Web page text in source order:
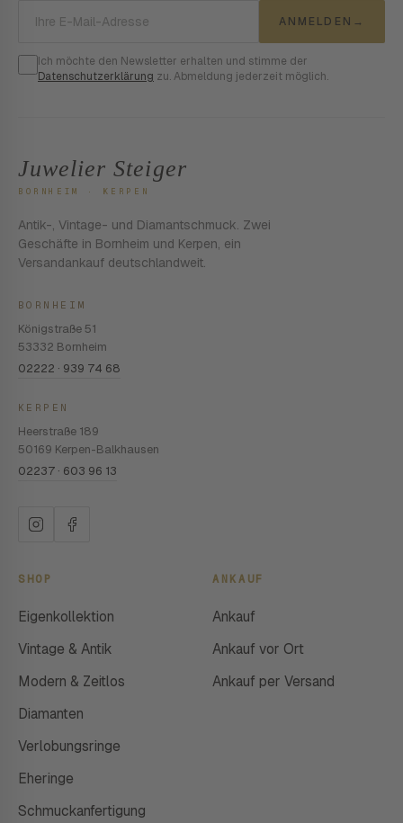
ANMELDEN →
Ich möchte den Newsletter erhalten und stimme der
Datenschutzerklärung zu. Abmeldung jederzeit möglich.
Juwelier Steiger
BORNHEIM · KERPEN
Antik-, Vintage- und Diamantschmuck. Zwei
Geschäfte in Bornheim und Kerpen, ein
Versandankauf deutschlandweit.
BORNHEIM
Königstraße 51
53332 Bornheim
02222 · 939 74 68
KERPEN
Heerstraße 189
50169 Kerpen-Balkhausen
02237 · 603 96 13
SHOP
Eigenkollektion
Vintage & Antik
Modern & Zeitlos
Diamanten
Verlobungsringe
Eheringe
Schmuckanfertigung
ANKAUF
Ankauf
Ankauf vor Ort
Ankauf per Versand